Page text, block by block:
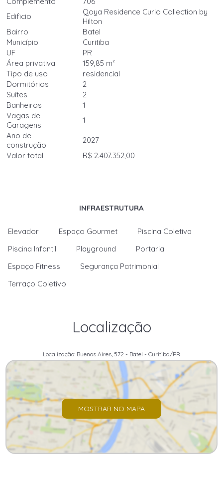
Edificio
Qoya Residence Curio Collection by
Hilton
Bairro
Batel
Município
Curitiba
UF
PR
Área privativa
159,85 m²
Tipo de uso
residencial
Dormitórios
2
Suítes
2
Banheiros
1
Vagas de
Garagens
1
Ano de
construção
2027
Valor total
R$ 2.407.352,00
INFRAESTRUTURA
Elevador Espaço Gourmet
Piscina Coletiva
Piscina Infantil
Playground
Portaria
Espaço Fitness
Segurança Patrimonial
Terraço Coletivo
Localização
Localização: Buenos Aires, 572 - Batel - Curitiba/PR
MOSTRAR NO MAPA